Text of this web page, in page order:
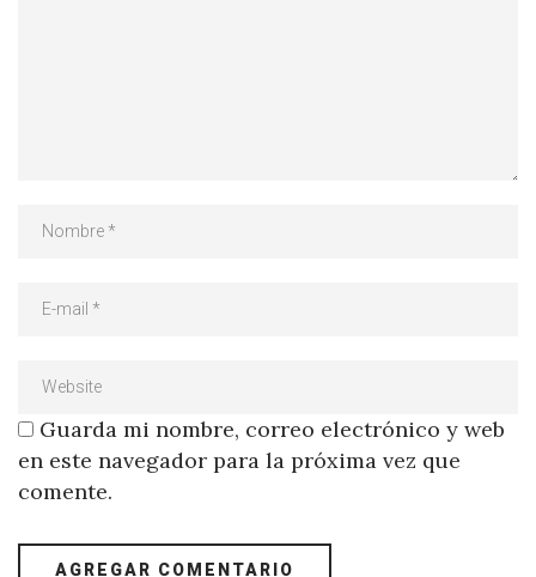
Guarda mi nombre, correo electrónico y web
en este navegador para la próxima vez que
comente.